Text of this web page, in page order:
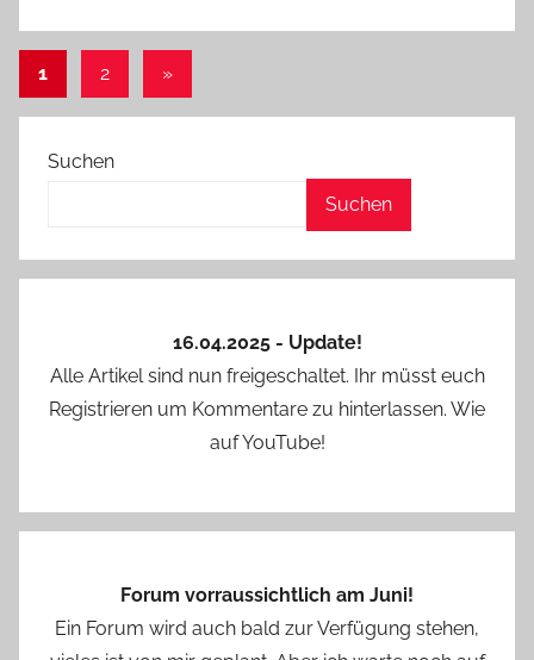
Seitennummerierung
der
Beiträge
1 2
Nächste
Beiträge
»
Suchen
Suchen
16.04.2025 - Update!
Alle Artikel sind nun freigeschaltet. Ihr müsst euch
Registrieren um Kommentare zu hinterlassen. Wie
auf YouTube!
Forum vorraussichtlich am Juni!
Ein Forum wird auch bald zur Verfügung stehen,